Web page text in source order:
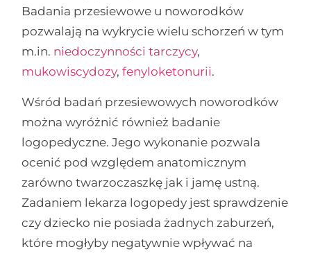
Badania przesiewowe u noworodków
pozwalają na wykrycie wielu schorzeń w tym
m.in. niedoczynności tarczycy,
mukowiscydozy,fenyloketonurii.
Wśród badań przesiewowych noworodków
można wyróżnić również badanie
logopedyczne. Jego wykonanie pozwala
ocenić pod względem anatomicznym
zarówno twarzoczaszkę jak i jamę ustną.
Zadaniem lekarza logopedy jest sprawdzenie
czy dziecko nie posiada żadnych zaburzeń,
które mogłyby negatywnie wpływać na